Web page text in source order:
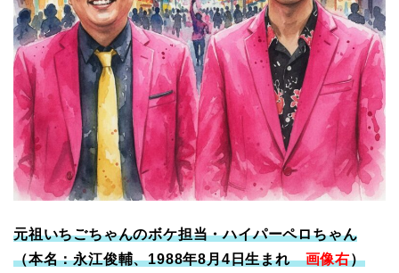
元祖いちごちゃんのボケ担当・ハイパーペロちゃん
（本名：永江俊輔、1988年8月4日生まれ画像右）